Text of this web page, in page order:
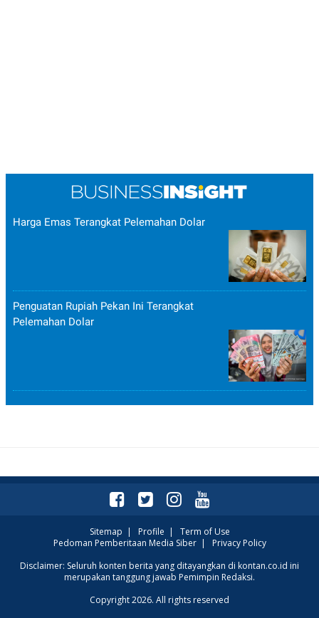
Harga Emas Terangkat Pelemahan Dolar
Penguatan Rupiah Pekan Ini Terangkat
Pelemahan Dolar
Sitemap | Profile | Term of Use
Pedoman Pemberitaan Media Siber| Privacy Policy
Disclaimer: Seluruh konten berita yang ditayangkan di kontan.co.id ini
merupakan tanggung jawab Pemimpin Redaksi.
Copyright 2026. All rights reserved